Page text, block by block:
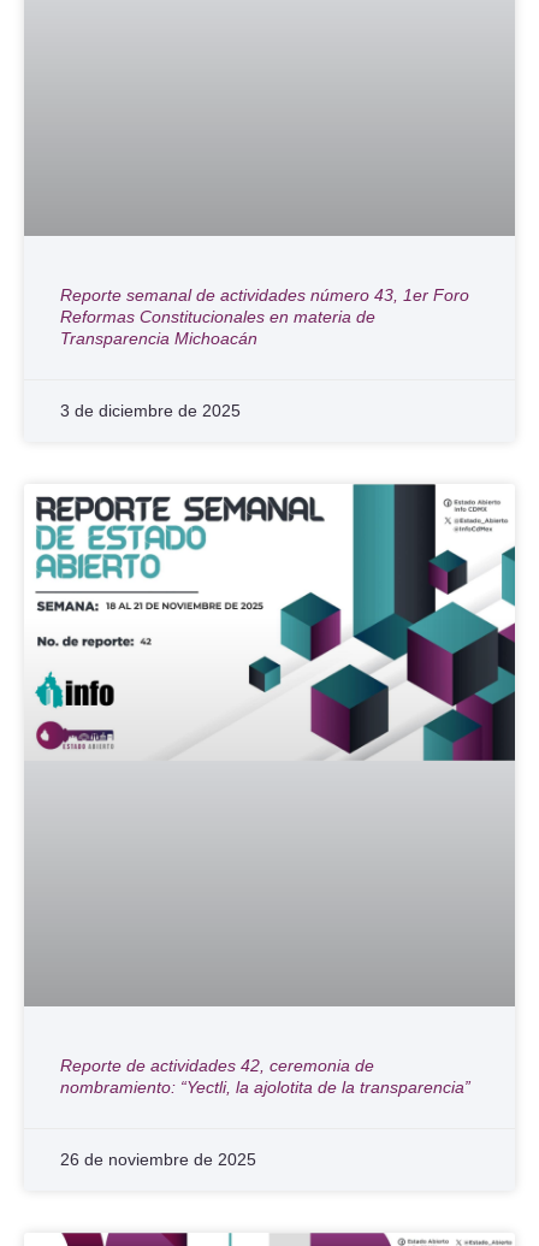
Reporte semanal de actividades número 43, 1er Foro
Reformas Constitucionales en materia de
Transparencia Michoacán
3 de diciembre de 2025
Reporte de actividades 42, ceremonia de
nombramiento: “Yectli, la ajolotita de la transparencia”
26 de noviembre de 2025